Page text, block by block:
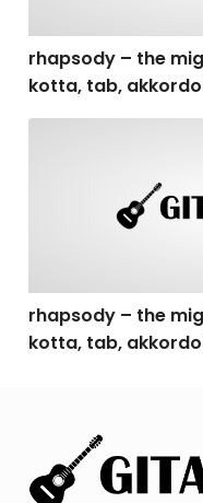
rhapsody – the
kotta, tab,
rhapsody – the
kotta, tab,